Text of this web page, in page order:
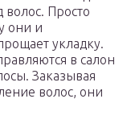
Просто
они и
укладку.
в салон
Заказывая
волос, они